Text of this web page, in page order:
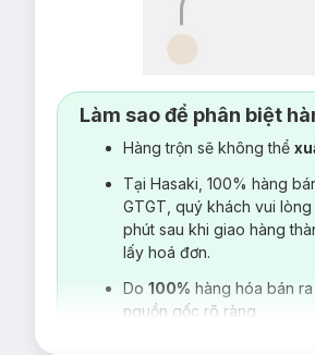
Làm sao để phân biệt
Hàng trộn sẽ không thể
Tại Hasaki, 100% hàng
GTGT, quý khách vui
phút sau khi giao hàng
lấy hoá đơn.
Do 100% hàng hóa bán
nguồn gốc rõ ràng.